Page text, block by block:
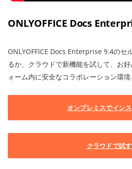
ONLYOFFICE Docs
ONLYOFFICE Docs Enterprise 9.4のセ
るか、クラウドで新機能を試して、お
ォーム内に安全なコラボレーション環境
オンプレミスでイン
クラウドで試す